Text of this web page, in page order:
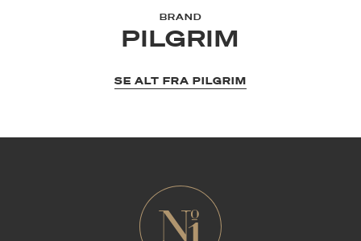
BRAND
PILGRIM
SE ALT FRA PILGRIM